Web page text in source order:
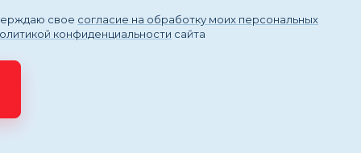
свое согласие на обработку моих персональных
конфиденциальности сайта